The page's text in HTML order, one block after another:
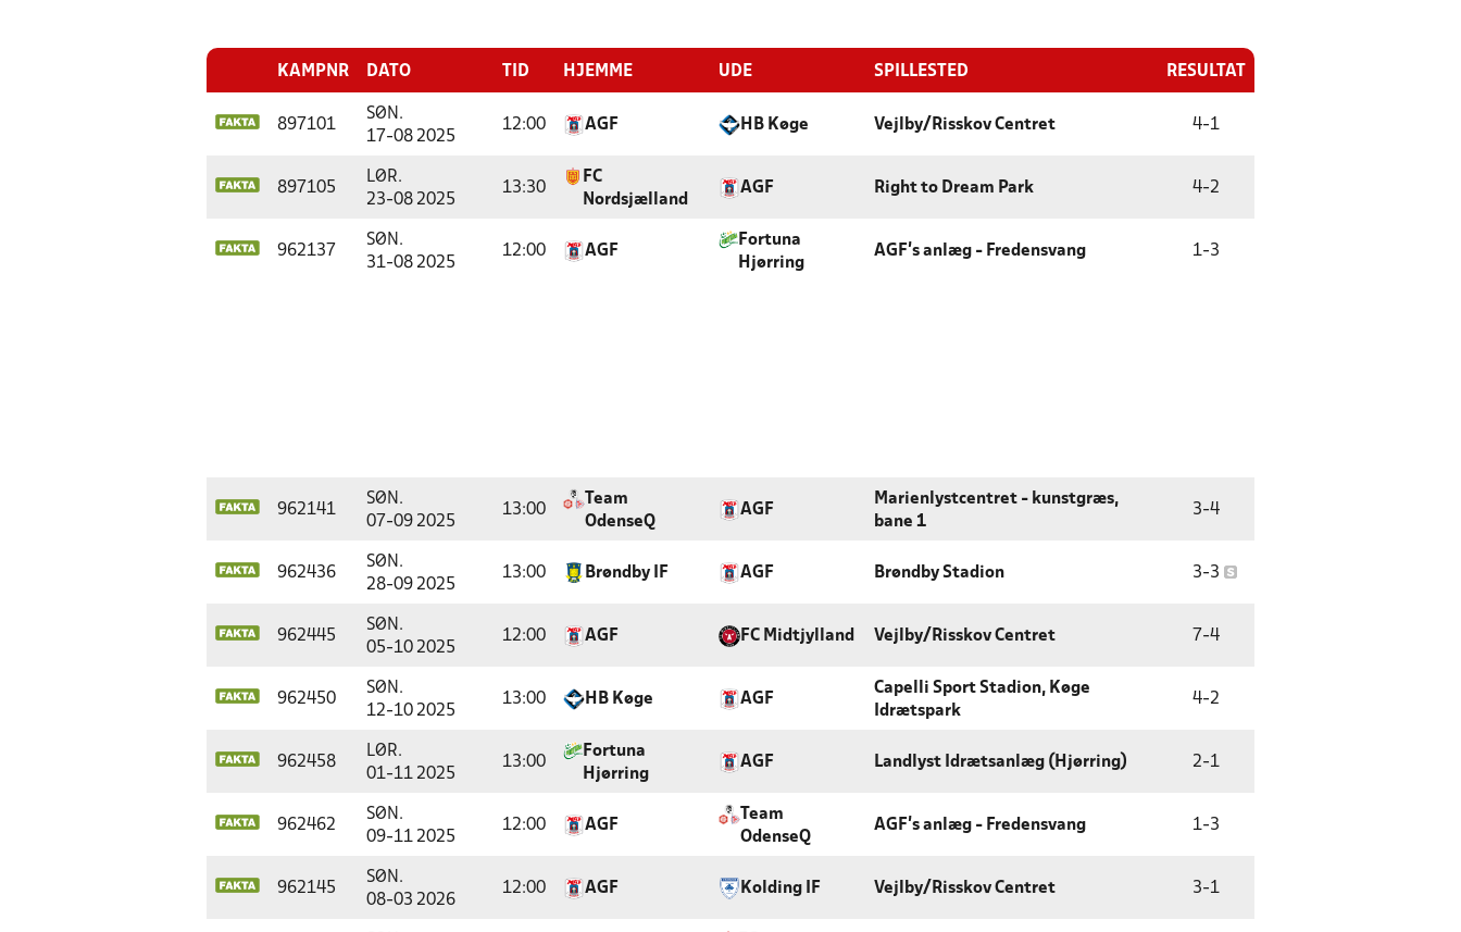
KAMPNR DATO TID HJEMME UDE SPILLESTED RESULTAT
897101
SØN.
17-08 2025
12:00 AGF HB Køge Vejlby/Risskov Centret 4-1
897105
LØR.
23-08 2025
13:30
FC
Nordsjælland
AGF Right to Dream Park 4-2
962137
SØN.
31-08 2025
12:00 AGF
Fortuna
Hjørring
AGF's anlæg - Fredensvang 1-3
962141
SØN.
07-09 2025
13:00
Team
OdenseQ
AGF
Marienlystcentret - kunstgræs,
bane 1
3-4
962436
SØN.
28-09 2025
13:00 Brøndby IF AGF Brøndby Stadion 3-3
962445
SØN.
05-10 2025
12:00 AGF FC Midtjylland Vejlby/Risskov Centret 7 -4
962450
SØN.
12-10 2025
13:00 HB Køge AGF
Capelli Sport Stadion, Køge
Idrætspark
4-2
962458
LØR.
01-11 2025
13:00
Fortuna
Hjørring
AGF Landlyst Idrætsanlæg (Hjørring) 2-1
962462
SØN.
09-11 2025
12:00 AGF
Team
OdenseQ
AGF's anlæg - Fredensvang 1-3
962145
SØN.
08-03 2026
12:00 AGF Kolding IF Vejlby/Risskov Centret 3-1